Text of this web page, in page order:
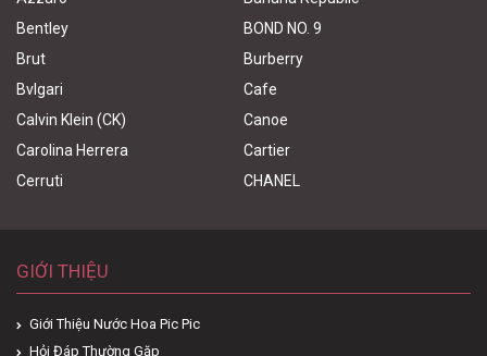
Bentley
BOND NO. 9
Brut
Burberry
Bvlgari
Cafe
Calvin Klein (CK)
Canoe
Carolina Herrera
Cartier
Cerruti
CHANEL
GIỚI THIỆU
Giới Thiệu Nước Hoa Pic Pic
Hỏi Đáp Thường Gặp